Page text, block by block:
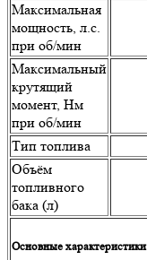
Максимальная
мощность, л.с.
при об/мин
Максимальный
крутящий
момент, Нм
при об/мин
Тип топлива
Объём
топливного
бака (л)
Основные характеристики